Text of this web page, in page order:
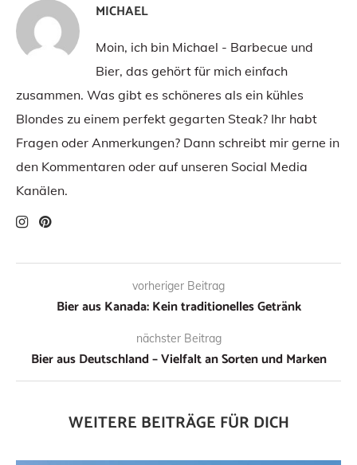
MICHAEL
Moin, ich bin Michael - Barbecue und
Bier, das gehört für mich einfach
zusammen. Was gibt es schöneres als ein kühles
Blondes zu einem perfekt gegarten Steak? Ihr habt
Fragen oder Anmerkungen? Dann schreibt mir gerne in
den Kommentaren oder auf unseren Social Media
Kanälen.
vorheriger Beitrag
Bier aus Kanada: Kein traditionelles Getränk
nächster Beitrag
Bier aus Deutschland – Vielfalt an Sorten und Marken
WEITERE BEITRÄGE FÜR DICH